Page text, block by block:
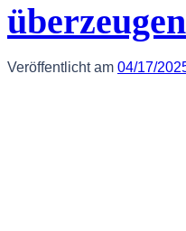
überzeugen
Veröffentlicht am 04/17/